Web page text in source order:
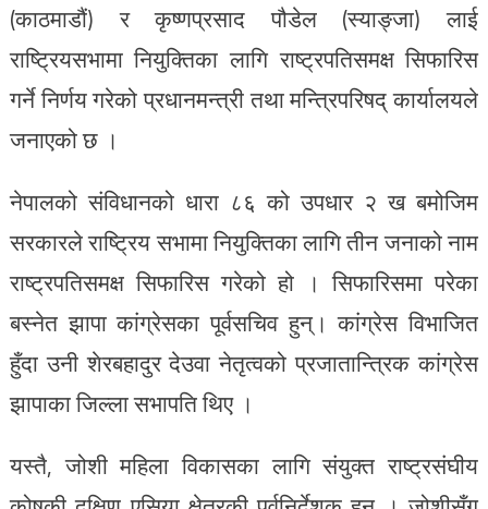
(काठमाडौं) र कृष्णप्रसाद पौडेल (स्याङ्जा) लाई
राष्ट्रियसभामा नियुक्तिका लागि राष्ट्रपतिसमक्ष सिफारिस
गर्ने निर्णय गरेको प्रधानमन्त्री तथा मन्त्रिपरिषद् कार्यालयले
जनाएको छ ।
नेपालको संविधानको धारा ८६ को उपधार २ ख बमोजिम
सरकारले राष्ट्रिय सभामा नियुक्तिका लागि तीन जनाको नाम
राष्ट्रपतिसमक्ष सिफारिस गरेको हो । सिफारिसमा परेका
बस्नेत झापा कांग्रेसका पूर्वसचिव हुन्। कांग्रेस विभाजित
हुँदा उनी शेरबहादुर देउवा नेतृत्वको प्रजातान्त्रिक कांग्रेस
झापाका जिल्ला सभापति थिए ।
यस्तै, जोशी महिला विकासका लागि संयुक्त राष्ट्रसंघीय